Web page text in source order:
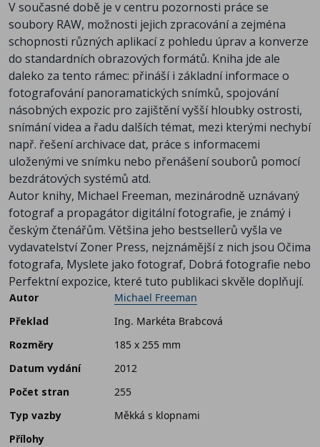
V současné době je v centru pozornosti práce se
soubory RAW, možnosti jejich zpracování a zejména
schopnosti různých aplikací z pohledu úprav a konverze
do standardních obrazových formátů. Kniha jde ale
daleko za tento rámec: přináší i základní informace o
fotografování panoramatických snímků, spojování
násobných expozic pro zajištění vyšší hloubky ostrosti,
snímání videa a řadu dalších témat, mezi kterými nechybí
např. řešení archivace dat, práce s informacemi
uloženými ve snímku nebo přenášení souborů pomocí
bezdrátových systémů atd.
Autor knihy, Michael Freeman, mezinárodně uznávaný
fotograf a propagátor digitální fotografie, je známý i
českým čtenářům. Většina jeho bestsellerů vyšla ve
vydavatelství Zoner Press, nejznámější z nich jsou Očima
fotografa, Myslete jako fotograf, Dobrá fotografie nebo
Perfektní expozice, které tuto publikaci skvěle doplňují.
Autor
Michael Freeman
Překlad
Ing. Markéta Brabcová
Rozměry
185 x 255 mm
Datum vydání
2012
Počet stran
255
Typ vazby
Měkká s klopnami
Přílohy